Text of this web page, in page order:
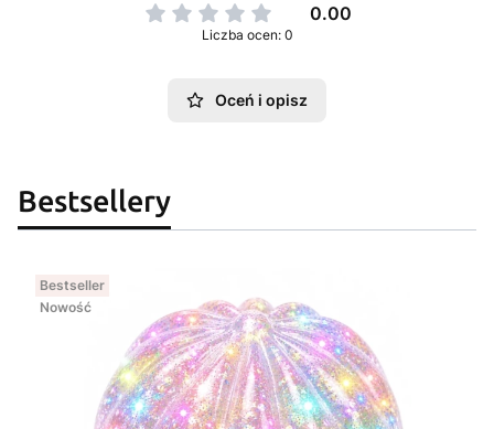
0.00
Liczba ocen: 0
Oceń i opisz
Bestsellery
Bestseller
Nowość